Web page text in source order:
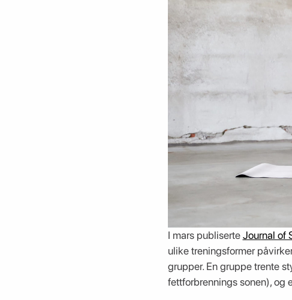
I mars publiserteJournal of
ulike treningsformer
grupper. En gruppe trente
fettforbrennings sonen), og